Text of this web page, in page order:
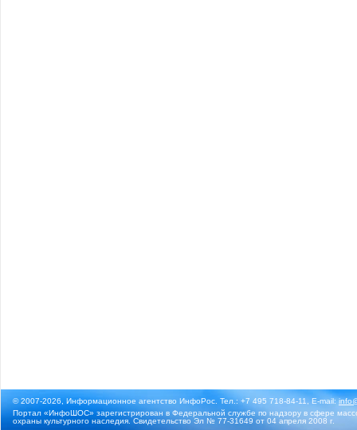
© 2007-2026, Информационное агентство ИнфоРос. Тел.: +7 495 718-84-11, E-mail:
Портал «ИнфоШОС» зарегистрирован в Федеральной службе по надзору в сфере
охраны культурного наследия. Свидетельство Эл № 77-31649 от 04 апреля 2008 г.